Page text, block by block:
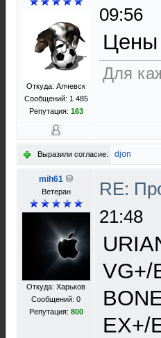
Откуда: Алчевск
Сообщений: 1 485
Репутация: 163
09:56
Цены
Для
Выразили согласие: djon
mih61
Ветеран
Откуда: Харьков
Сообщений: 0
Репутация: 800
RE:
21:48
VG+/
EX+/